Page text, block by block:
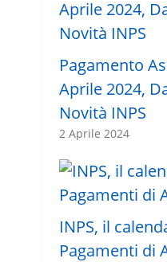
Pagamento
Aprile 2024,
Novità INPS
2 Aprile 2024
INPS, il
Pagamenti di